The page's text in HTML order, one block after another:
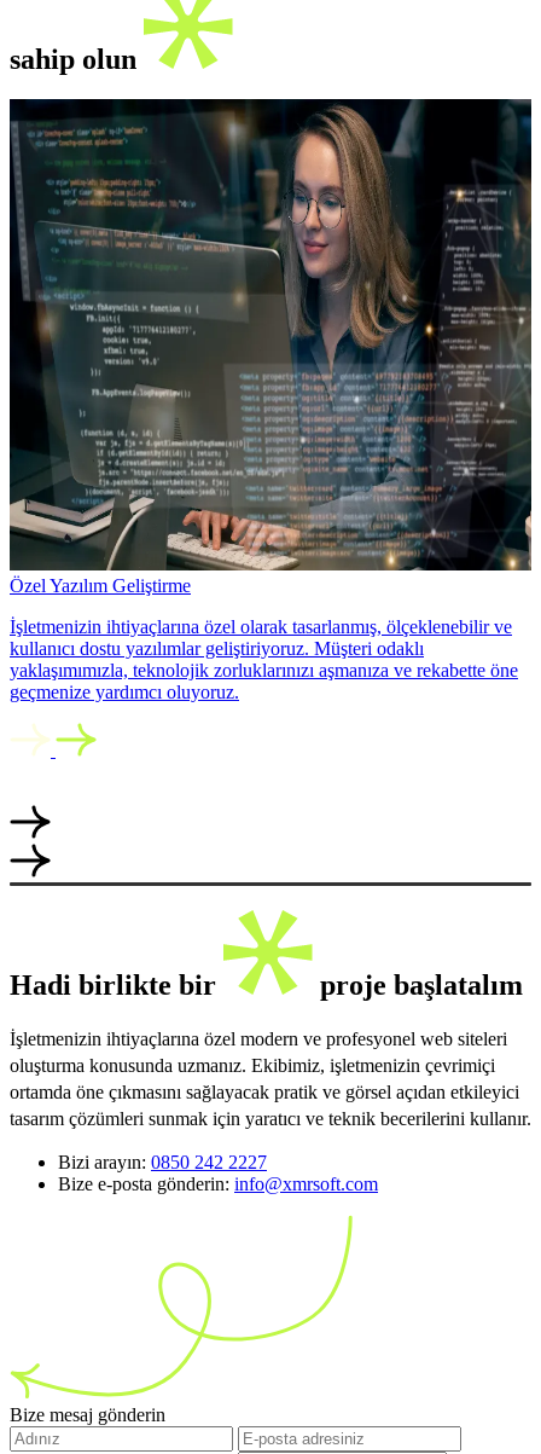
sahip olun
Özel Yazılım Geliştirme
İşletmenizin ihtiyaçlarına özel olarak tasarlanmış, ölçeklenebilir ve
kullanıcı dostu yazılımlar geliştiriyoruz. Müşteri odaklı
yaklaşımımızla, teknolojik zorluklarınızı aşmanıza ve rekabette öne
geçmenize yardımcı oluyoruz.
Hadi birlikte bir proje başlatalım
İşletmenizin ihtiyaçlarına özel modern ve profesyonel web siteleri
oluşturma konusunda uzmanız. Ekibimiz, işletmenizin çevrimiçi
ortamda öne çıkmasını sağlayacak pratik ve görsel açıdan etkileyici
tasarım çözümleri sunmak için yaratıcı ve teknik becerilerini kullanır.
Bizi arayın: 0850 242 2227
Bize e-posta gönderin: info@xmrsoft.com
Bize mesaj gönderin